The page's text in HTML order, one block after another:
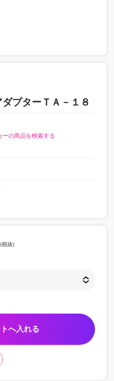
プターＴＡ－１８
ーの商品を検索する
(税抜)
へ入れる